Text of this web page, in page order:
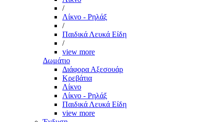
/
Λίκνο - Ρηλάξ
/
Παιδικά Λευκά Είδη
/
view more
Δωμάτιο
Διάφορα Αξεσουάρ
Κρεβάτια
Λίκνο
Λίκνο - Ρηλάξ
Παιδικά Λευκά Είδη
view more